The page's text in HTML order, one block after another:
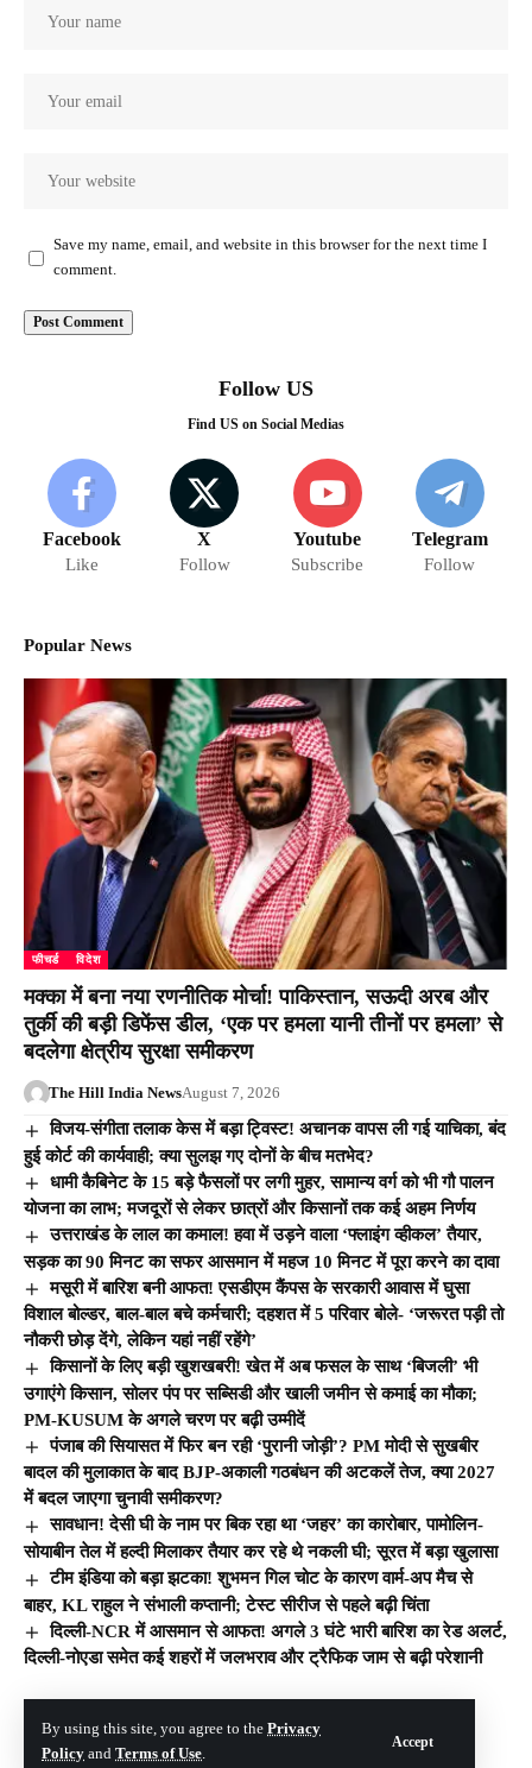
By using this site, you agree to the Privacy
Policy and Terms of Use.
Accept
Save my name, email, and website in this browser for the next time I
comment.
Follow US
Find US on Social Medias
Facebook
Like
X
Follow
Youtube
Subscribe
Telegram
Follow
Popular News
फीचर्ड विदेश
मक्का में बना नया रणनीतिक मोर्चा! पाकिस्तान, सऊदी अरब और
तुर्की की बड़ी डिफेंस डील, ‘एक पर हमला यानी तीनों पर हमला’ से
बदलेगा क्षेत्रीय सुरक्षा समीकरण
The Hill India NewsAugust 7, 2026
विजय-संगीता तलाक केस में बड़ा ट्विस्ट! अचानक वापस ली गई याचिका, बंद
हुई कोर्ट की कार्यवाही; क्या सुलझ गए दोनों के बीच मतभेद?
धामी कैबिनेट के 15 बड़े फैसलों पर लगी मुहर, सामान्य वर्ग को भी गौ पालन
योजना का लाभ; मजदूरों से लेकर छात्रों और किसानों तक कई अहम निर्णय
उत्तराखंड के लाल का कमाल! हवा में उड़ने वाला ‘फ्लाइंग व्हीकल’ तैयार,
सड़क का 90 मिनट का सफर आसमान में महज 10 मिनट में पूरा करने का दावा
मसूरी में बारिश बनी आफत! एसडीएम कैंपस के सरकारी आवास में घुसा
विशाल बोल्डर, बाल-बाल बचे कर्मचारी; दहशत में 5 परिवार बोले- ‘जरूरत पड़ी तो
नौकरी छोड़ देंगे, लेकिन यहां नहीं रहेंगे’
किसानों के लिए बड़ी खुशखबरी! खेत में अब फसल के साथ ‘बिजली’ भी
उगाएंगे किसान, सोलर पंप पर सब्सिडी और खाली जमीन से कमाई का मौका;
PM-KUSUM के अगले चरण पर बढ़ी उम्मीदें
पंजाब की सियासत में फिर बन रही ‘पुरानी जोड़ी’? PM मोदी से सुखबीर
बादल की मुलाकात के बाद BJP-अकाली गठबंधन की अटकलें तेज, क्या 2027
में बदल जाएगा चुनावी समीकरण?
सावधान! देसी घी के नाम पर बिक रहा था ‘जहर’ का कारोबार, पामोलिन-
सोयाबीन तेल में हल्दी मिलाकर तैयार कर रहे थे नकली घी; सूरत में बड़ा खुलासा
टीम इंडिया को बड़ा झटका! शुभमन गिल चोट के कारण वार्म-अप मैच से
बाहर, KL राहुल ने संभाली कप्तानी; टेस्ट सीरीज से पहले बढ़ी चिंता
दिल्ली-NCR में आसमान से आफत! अगले 3 घंटे भारी बारिश का रेड अलर्ट,
दिल्ली-नोएडा समेत कई शहरों में जलभराव और ट्रैफिक जाम से बढ़ी परेशानी
© The Hill India. All Rights Reserved | Developed By: